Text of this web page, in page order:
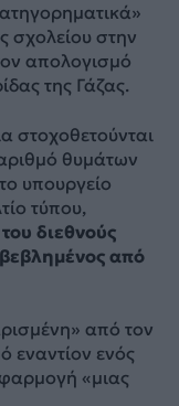
σχολείου στην
απολογισμό
της Γάζας.
στοχοθετούνται
θυμάτων
υπουργείο
τύπου,
διεθνούς
από
από τον
εναντίον ενός
«μιας